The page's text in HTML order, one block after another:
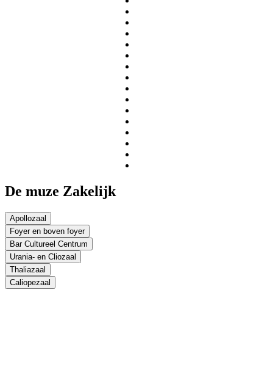
De muze Zakelijk
Apollozaal
Foyer en boven foyer
Bar Cultureel Centrum
Urania- en Cliozaal
Thaliazaal
Caliopezaal